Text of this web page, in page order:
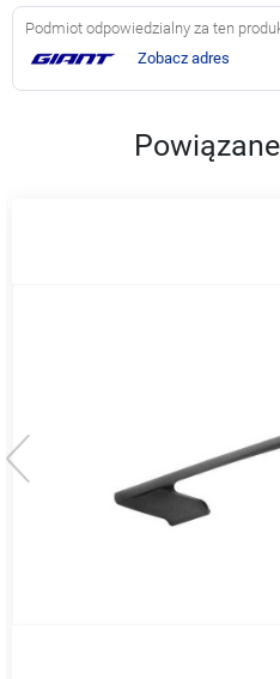
Podmiot odpowiedzialny za ten
Zobacz adres
Poprzedni